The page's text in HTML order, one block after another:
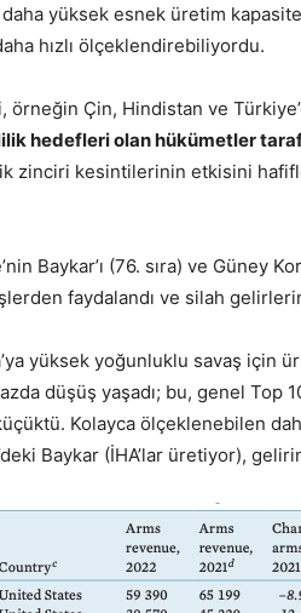
yüksek esnek üretim
hızlı ölçeklendirebiliyordu.
örneğin Çin, Hindistan ve
hedefleri olan hükümetler
zinciri kesintilerinin etkisini
Baykar’ı (76. sıra) ve Güney
faydalandı ve silah
yüksek yoğunluklu savaş için
düşüş yaşadı; bu, genel Top
Kolayca ölçeklenebilen
Baykar (İHA’lar üretiyor),